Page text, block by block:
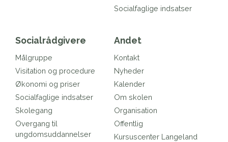
Socialfaglige indsatser
Socialrådgivere
Målgruppe
Visitation og procedure
Økonomi og priser
Socialfaglige indsatser
Skolegang
Overgang til
ungdomsuddannelser
Andet
Kontakt
Nyheder
Kalender
Om skolen
Organisation
Offentlig
Kursuscenter Langeland